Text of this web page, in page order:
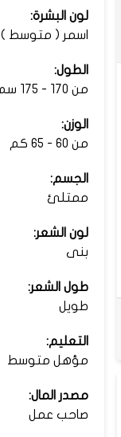
لون البشرة:
اسمر ( متوسط )
الطول:
من 170 - 175 سم
الوزن:
من 60 - 65 كم
الجسم:
ممتلئ
لون الشعر:
بنى
طول الشعر:
طويل
التعليم:
مؤهل متوسط
مصدر المال:
صاحب عمل